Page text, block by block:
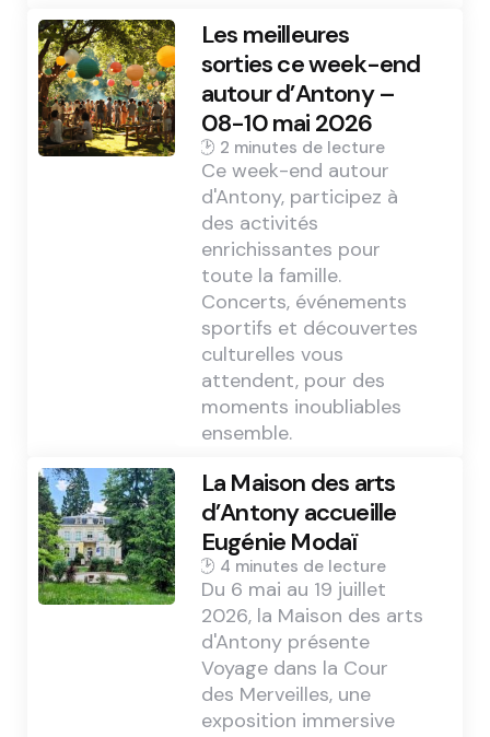
Les meilleures
sorties ce week-end
autour d’Antony –
08-10 mai 2026
2 min
Ce week-end autour
d'Antony, participez à
des activités
enrichissantes pour
toute la famille.
Concerts, événements
sportifs et découvertes
culturelles vous
attendent, pour des
moments inoubliables
ensemble.
La Maison des arts
d’Antony accueille
Eugénie Modaï
4 min
Du 6 mai au 19 juillet
2026, la Maison des arts
d'Antony présente
Voyage dans la Cour
des Merveilles, une
exposition immersive